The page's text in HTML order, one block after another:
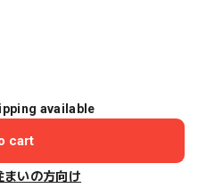
available
cart
まいの方向け